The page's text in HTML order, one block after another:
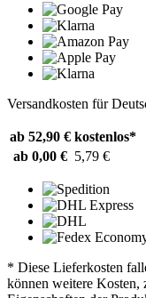
Versandkosten für
ab 52,90 € kostenlos*
ab 0,00 € 5,79 €
* Diese Lieferkosten
können weitere Kosten,